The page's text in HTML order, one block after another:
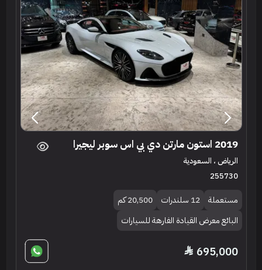
2019 استون مارتن دي بي اس سوبر ليجيرا
الرياض ، السعودية
255730
مستعملة 12 سلندرات
20,500 كم
البائع معرض القيادة الفارهة للسيارات
695,000